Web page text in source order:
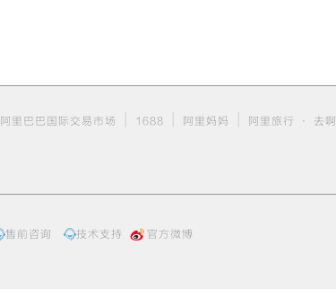
阿里巴巴国际交易市场 1688 阿里妈妈 阿里旅行 · 去啊
售前咨询 技术支持 官方微博